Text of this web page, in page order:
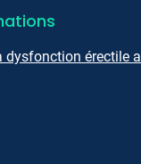
dysfonction érectile